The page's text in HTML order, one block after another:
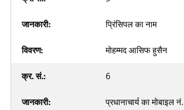
प्रिंसिपल का नाम
मोहम्मद आसिफ हुसैन
6
प्रधानाचार्य का मोबाइल नं.